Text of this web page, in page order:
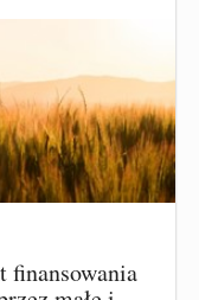
finansowania